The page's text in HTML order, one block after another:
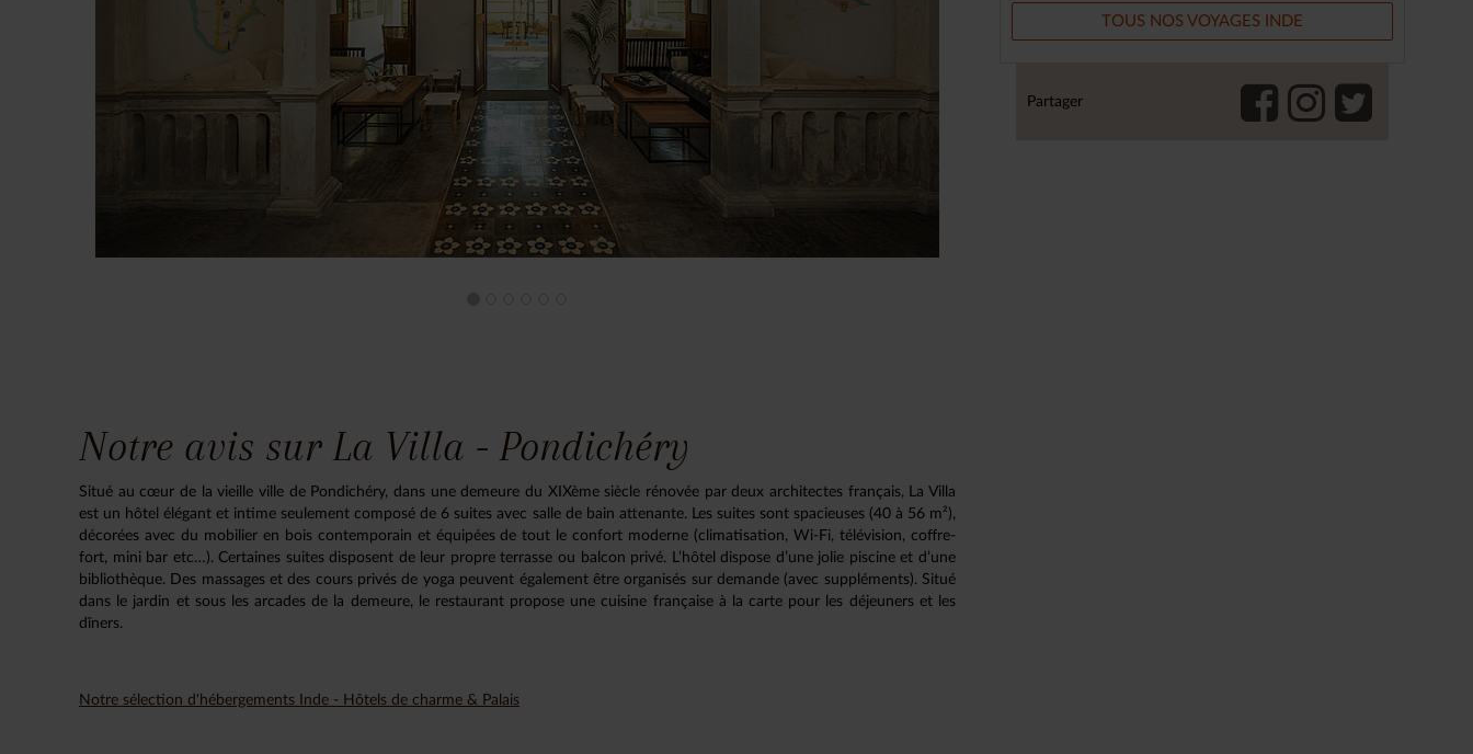
Notre avis sur La Villa - Pondichéry
Situé au cœur de la vieille ville de Pondichéry, dans une demeure du XIXème siècle rénovée par deux architectes français, La Villa
est un hôtel élégant et intime seulement composé de 6 suites avec salle de bain attenante. Les suites sont spacieuses (40 à 56 m²),
décorées avec du mobilier en bois contemporain et équipées de tout le confort moderne (climatisation, Wi-Fi, télévision, coffre-
fort, mini bar etc…). Certaines suites disposent de leur propre terrasse ou balcon privé. L’hôtel dispose d’une jolie piscine et d’une
bibliothèque. Des massages et des cours privés de yoga peuvent également être organisés sur demande (avec suppléments). Situé
dans le jardin et sous les arcades de la demeure, le restaurant propose une cuisine française à la carte pour les déjeuners et les
dîners.
Notre sélection d'hébergements Inde - Hôtels de charme & Palais
TOUS NOS VOYAGES INDE
Partager